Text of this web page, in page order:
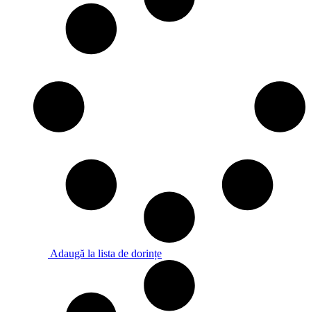
800lei.
Adaugă la lista de dorințe